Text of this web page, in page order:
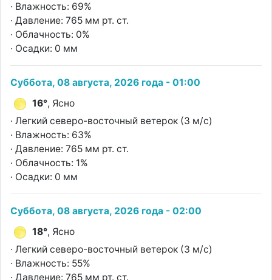
· Влажность: 69%
· Давление: 765 мм рт. ст.
· Облачность: 0%
· Осадки: 0 мм
Суббота, 08 августа, 2026 года - 01:00
16°, Ясно
· Легкий северо-восточный ветерок (3 м/с)
· Влажность: 63%
· Давление: 765 мм рт. ст.
· Облачность: 1%
· Осадки: 0 мм
Суббота, 08 августа, 2026 года - 02:00
18°, Ясно
· Легкий северо-восточный ветерок (3 м/с)
· Влажность: 55%
· Давление: 765 мм рт. ст.